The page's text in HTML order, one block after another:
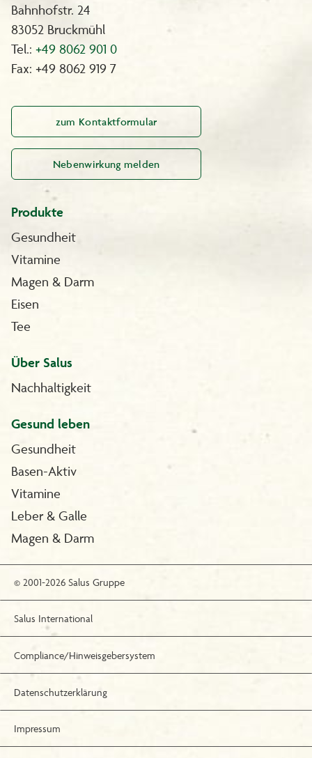
Bahnhofstr. 24
83052 Bruckmühl
Tel.: +49 8062 901 0
Fax: +49 8062 919 7
zum Kontaktformular
Nebenwirkung melden
Produkte
Gesundheit
Vitamine
Magen & Darm
Eisen
Tee
Über Salus
Nachhaltigkeit
Gesund leben
Gesundheit
Basen-Aktiv
Vitamine
Leber & Galle
Magen & Darm
© 2001-2026 Salus Gruppe
Salus International
Compliance/Hinweisgebersystem
Datenschutzerklärung
Impressum